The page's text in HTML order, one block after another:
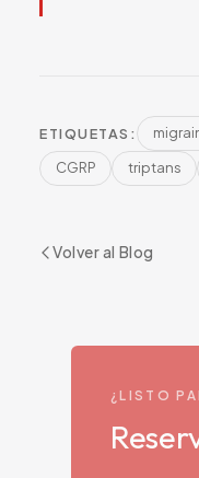
ETIQUETAS:
CGRP
triptans
Volver al Blog
¿LISTO PARA